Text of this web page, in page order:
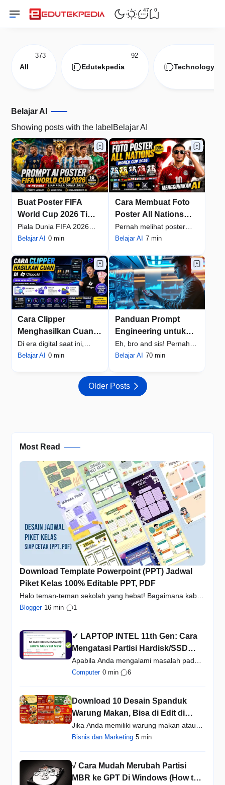
47 0
All
373
Edutekpedia
92
Technology
Belajar AI
Showing posts with the label Belajar AI
Buat Poster FIFA
World Cup 2026 Tim
Nasional Bergaya
Sinematik Premium
Piala Dunia FIFA 2026
menjadi salah satu topik
Belajar AI 0 min
Cara Membuat Foto
Poster All Nations
World Cup 2026
Menggunakan AI
Pernah melihat poster
supporter FIFA World Cup
Belajar AI 7 min
Cara Clipper
Menghasilkan Cuan
dari Web Clippo.id
dengan Bantuan AI
Di era digital saat ini,
membuat konten video
Belajar AI 0 min
Panduan Prompt
Engineering untuk
Pemula: Bikin AI Jadi
Bestie-mu!
Eh, bro and sis! Pernah
nggak sih lo ngerasa
Belajar AI 70 min
Older Posts
Most Read
Download Template Powerpoint (PPT) Jadwal
Piket Kelas 100% Editable PPT, PDF
Halo teman-teman sekolah yang hebat! Bagaimana kabar
kalian…
Blogger 16 min 1
✓ LAPTOP INTEL 11th Gen: Cara
Mengatasi Partisi Hardisk/SSD
Tidak Terbaca Saat Install Ulang
Windows 10
Apabila Anda mengalami masalah pada
saat menginstal Windows…
Computer 0 min 6
Download 10 Desain Spanduk
Warung Makan, Bisa di Edit di
Aplikasi Canva
Jika Anda memiliki warung makan atau
restoran, promosi menj…
Bisnis dan Marketing 5 min
√ Cara Mudah Merubah Partisi
MBR ke GPT Di Windows (How to